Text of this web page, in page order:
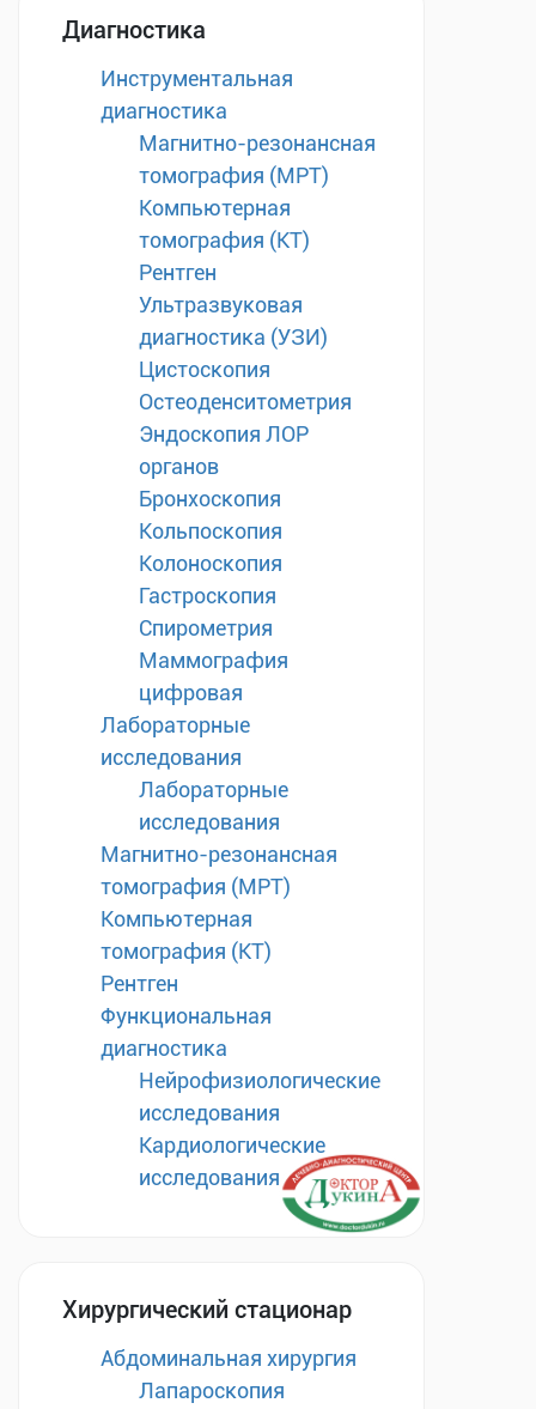
Диагностика
Инструментальная
диагностика
Магнитно-резонансная
томография (МРТ)
Компьютерная
томография (КТ)
Рентген
Ультразвуковая
диагностика (УЗИ)
Цистоскопия
Остеоденситометрия
Эндоскопия ЛОР
органов
Бронхоскопия
Кольпоскопия
Колоноскопия
Гастроскопия
Спирометрия
Маммография
цифровая
Лабораторные
исследования
Лабораторные
исследования
Магнитно-резонансная
томография (МРТ)
Компьютерная
томография (КТ)
Рентген
Функциональная
диагностика
Нейрофизиологические
исследования
Кардиологические
исследования
Хирургический стационар
Абдоминальная хирургия
Лапароскопия